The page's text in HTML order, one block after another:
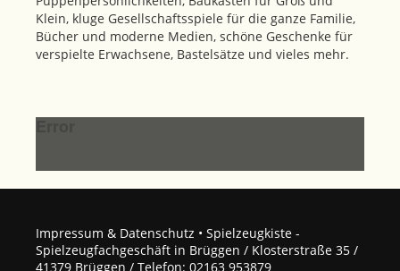
Klein, kluge Gesellschaftsspiele für die ganze Familie,
Bücher und moderne Medien, schöne Geschenke für
verspielte Erwachsene, Bastelsätze und vieles mehr.
Impressum & Datenschutz • Spielzeugkiste -
Spielzeugfachgeschäft in Brüggen / Klosterstraße 35 /
41379 Brüggen / Telefon: 02163 953879